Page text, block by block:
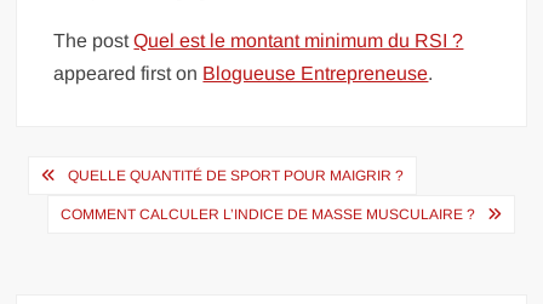
The postQuel est le montant minimum du RSI ?
appeared first on Blogueuse Entrepreneuse.
Navigation
QUELLE QUANTITÉ DE SPORT POUR MAIGRIR ?
COMMENT CALCULER L’INDICE DE MASSE MUSCULAIRE ?